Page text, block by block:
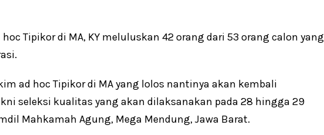
Tipikor di MA, KY meluluskan 42 orang dari 53 orang calon yang
ad hoc Tipikor di MA yang lolos nantinya akan kembali
seleksi kualitas yang akan dilaksanakan pada 28 hingga 29
Mahkamah Agung, Mega Mendung, Jawa Barat.